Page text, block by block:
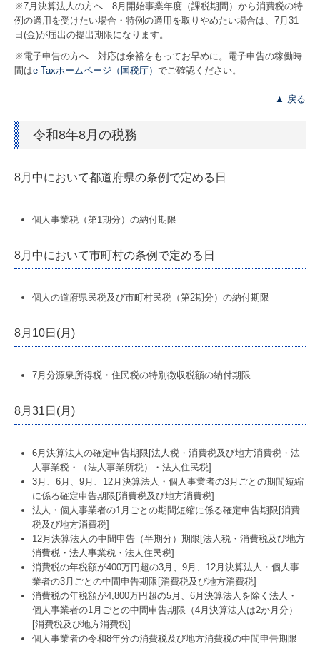
お客様の声
採用メッセージ
キャリアプラン
経営者お役立ち情報
電帳法・インボイス最新情報
証憑保存機能
グループ通算（有利・不利）判定
関与先向け融資商品ご紹介
国の共済制度活用コーナー
TKCシステムのご紹介
TKCシステムQ&A
※7月決算法人の方へ…8月開始事業年度（課税期間）から消費税の特
例の適用を受けたい場合・特例の適用を取りやめたい場合は、7月31
日(金)が届出の提出期限になります。
※電子申告の方へ…対応は余裕をもってお早めに。電子申告の稼働時
間はe-Taxホームページ（国税庁） でご確認ください。
▲ 戻る
令和8年8月の税務
8月中において都道府県の条例で定める日
個人事業税（第1期分）の納付期限
8月中において市町村の条例で定める日
個人の道府県民税及び市町村民税（第2期分）の納付期限
8月10日(月)
7月分源泉所得税・住民税の特別徴収税額の納付期限
8月31日(月)
6月決算法人の確定申告期限[法人税・消費税及び地方消費税・法
人事業税・（法人事業所税）・法人住民税]
3月、6月、9月、12月決算法人・個人事業者の3月ごとの期間短縮
に係る確定申告期限[消費税及び地方消費税]
法人・個人事業者の1月ごとの期間短縮に係る確定申告期限[消費
税及び地方消費税]
12月決算法人の中間申告（半期分）期限[法人税・消費税及び地方
消費税・法人事業税・法人住民税]
消費税の年税額が400万円超の3月、9月、12月決算法人・個人事
業者の3月ごとの中間申告期限[消費税及び地方消費税]
消費税の年税額が4,800万円超の5月、6月決算法人を除く法人・
個人事業者の1月ごとの中間申告期限（4月決算法人は2か月分）
[消費税及び地方消費税]
個人事業者の令和8年分の消費税及び地方消費税の中間申告期限